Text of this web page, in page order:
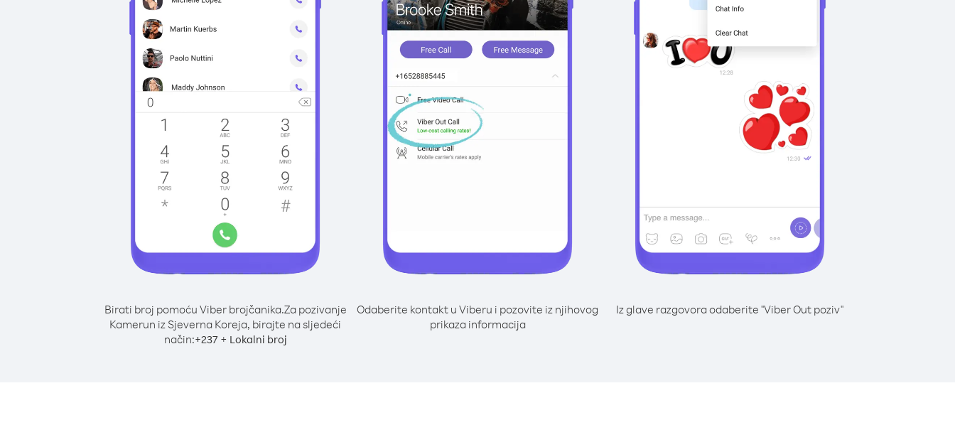
Birati broj pomoću Viber brojčanika.Za pozivanje
Kamerun iz Sjeverna Koreja, birajte na sljedeći
način:+237+ Lokalni broj
Odaberite kontakt u Viberu i pozovite iz njihovog
prikaza informacija
Iz glave razgovora odaberite "Viber Out poziv"